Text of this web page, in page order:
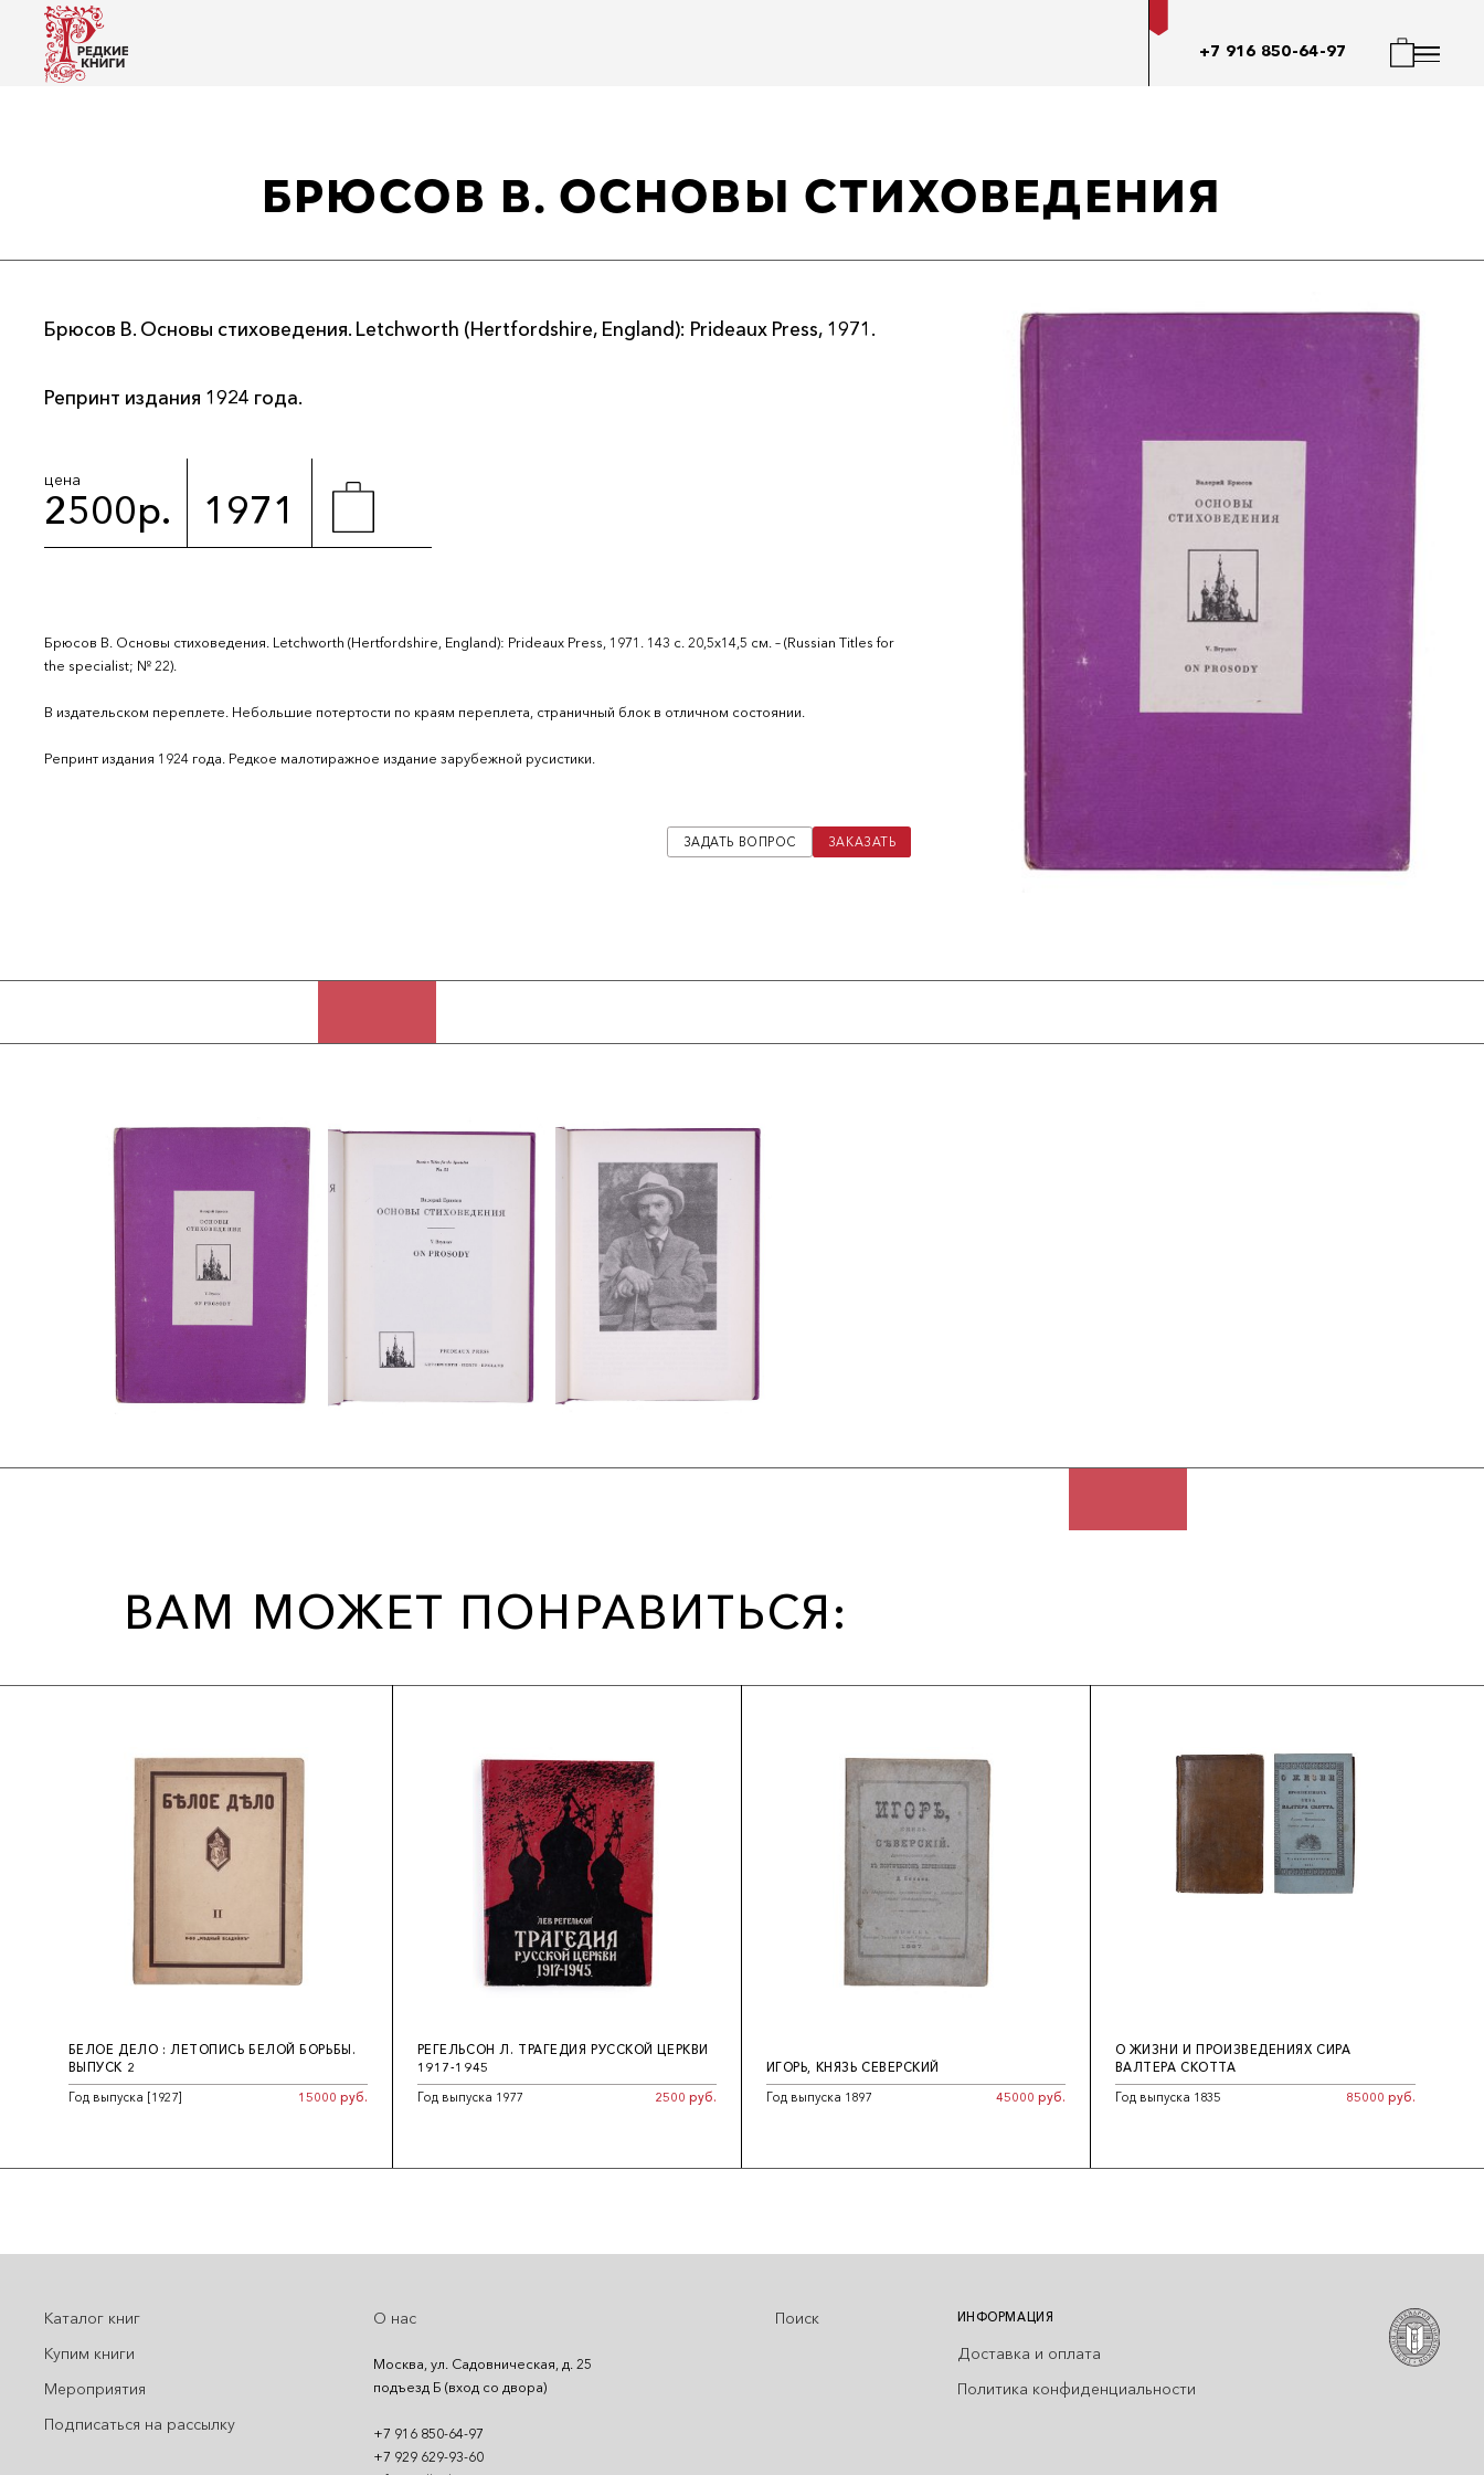
+7 916 850-64-97
БРЮСОВ В. ОСНОВЫ СТИХОВЕДЕНИЯ
Брюсов В. Основы стиховедения. Letchworth (Hertfordshire, England): Prideaux Press, 1971.
Репринт издания 1924 года.
цена
2500р. 1971
Брюсов В. Основы стиховедения. Letchworth (Hertfordshire, England): Prideaux Press, 1971. 143 с. 20,5х14,5 см. – (Russian Titles for
the specialist; № 22).
В издательском переплете. Небольшие потертости по краям переплета, страничный блок в отличном состоянии.
Репринт издания 1924 года. Редкое малотиражное издание зарубежной русистики.
ЗАДАТЬ ВОПРОС ЗАКАЗАТЬ
ВАМ МОЖЕТ ПОНРАВИТЬСЯ:
БЕЛОЕ ДЕЛО : ЛЕТОПИСЬ БЕЛОЙ БОРЬБЫ.
ВЫПУСК 2
Год выпуска [1927]
15000 руб.
РЕГЕЛЬСОН Л. ТРАГЕДИЯ РУССКОЙ ЦЕРКВИ
1917-1945
Год выпуска 1977
2500 руб.
ИГОРЬ, КНЯЗЬ СЕВЕРСКИЙ
Год выпуска 1897
45000 руб.
О ЖИЗНИ И ПРОИЗВЕДЕНИЯХ СИРА
ВАЛТЕРА СКОТТА
Год выпуска 1835
85000 руб.
Каталог книг
Купим книги
Мероприятия
Подписаться на рассылку
О нас
Москва, ул. Садовническая, д. 25
подъезд Б (вход со двора)
+7 916 850-64-97
+7 929 629-93-60
Поиск ИНФОРМАЦИЯ
Доставка и оплата
Политика конфиденциальности